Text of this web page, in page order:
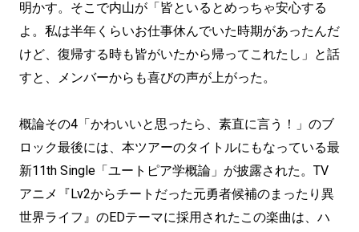
明かす。そこで内山が「皆といるとめっちゃ安心する
よ。私は半年くらいお仕事休んでいた時期があったんだ
けど、復帰する時も皆がいたから帰ってこれたし」と話
すと、メンバーからも喜びの声が上がった。
概論その4「かわいいと思ったら、素直に言う！」のブ
ロック最後には、本ツアーのタイトルにもなっている最
新11th Single「ユートピア学概論」が披露された。TV
アニメ『Lv2からチートだった元勇者候補のまったり異
世界ライフ』のEDテーマに採用されたこの楽曲は、ハ